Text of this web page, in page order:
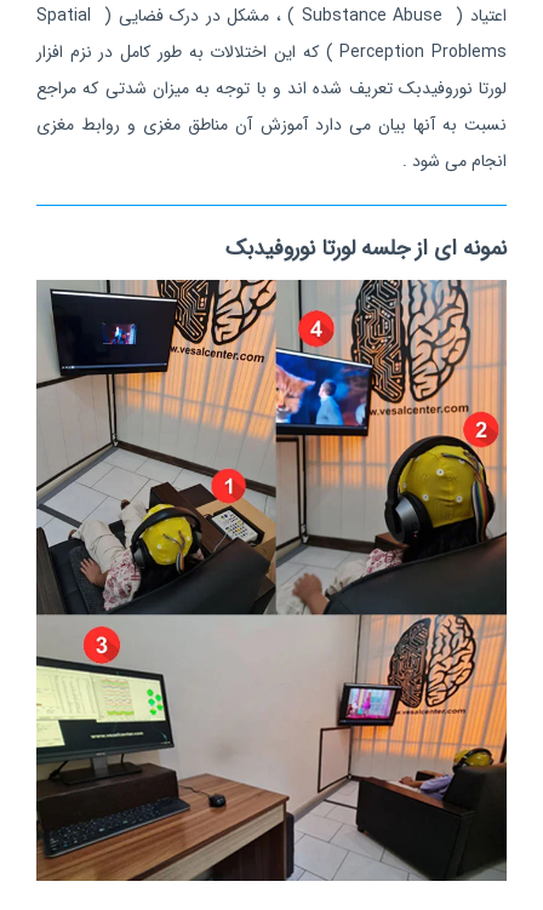
اعتیاد ( Substance Abuse ) ، مشکل در درک فضایی ( Spatial
Perception Problems ) که این اختلالات به طور کامل در نزم افزار
لورتا نوروفیدبک تعریف شده اند و با توجه به میزان شدتی که مراجع
نسبت به آنها بیان می دارد آموزش آن مناطق مغزی و روابط مغزی
انجام می شود .
نمونه ای از جلسه لورتا نوروفیدبک